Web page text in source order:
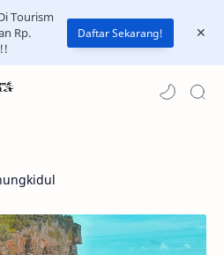
Tourism
Rp.
Daftar Sekarang!